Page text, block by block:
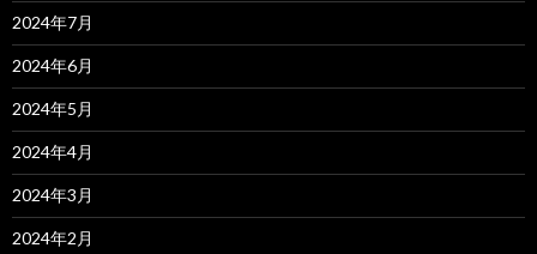
2024年7月
2024年6月
2024年5月
2024年4月
2024年3月
2024年2月